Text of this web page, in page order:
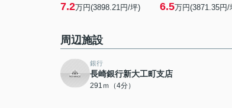
7.2万円(3898.21円/坪) 6.5万円(3871.35円/
周辺施設
銀行
長崎銀行新大工町支店
291ｍ（4分）